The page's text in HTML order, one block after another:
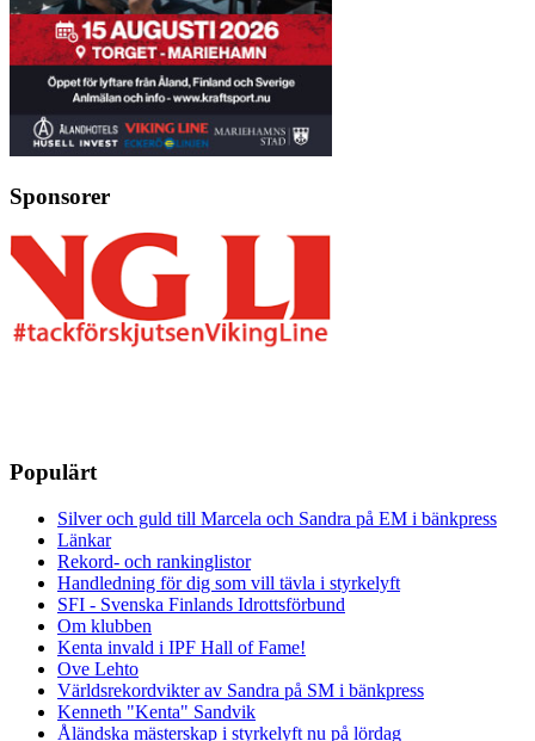
Sponsorer
Populärt
Silver och guld till Marcela och Sandra på EM i bänkpress
Länkar
Rekord- och rankinglistor
Handledning för dig som vill tävla i styrkelyft
SFI - Svenska Finlands Idrottsförbund
Om klubben
Kenta invald i IPF Hall of Fame!
Ove Lehto
Världsrekordvikter av Sandra på SM i bänkpress
Kenneth "Kenta" Sandvik
Åländska mästerskap i styrkelyft nu på lördag